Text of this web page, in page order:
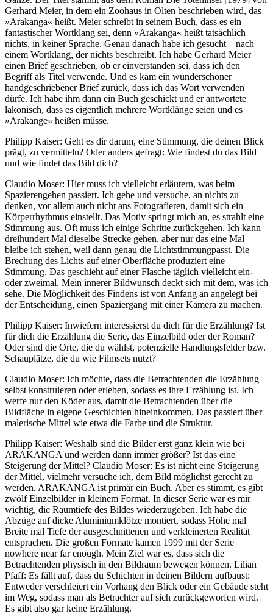
Gerhard Meier, in dem ein Zoohaus in Olten beschrieben wird, das
»Arakanga« heißt. Meier schreibt in seinem Buch, dass es ein
fantastischer Wortklang sei, denn »Arakanga« heißt tatsächlich
nichts, in keiner Sprache. Genau danach habe ich gesucht – nach
einem Wortklang, der nichts beschreibt. Ich habe Gerhard Meier
einen Brief geschrieben, ob er einverstanden sei, dass ich den
Begriff als Titel verwende. Und es kam ein wunderschöner
handgeschriebener Brief zurück, dass ich das Wort verwenden
dürfe. Ich habe ihm dann ein Buch geschickt und er antwortete
lakonisch, dass es eigentlich mehrere Wortklänge seien und es
»Arakange« heißen müsse.
Philipp Kaiser: Geht es dir darum, eine Stimmung, die deinen Blick
prägt, zu vermitteln? Oder anders gefragt: Wie findest du das Bild
und wie findet das Bild dich?
Claudio Moser: Hier muss ich vielleicht erläutern, was beim
Spazierengehen passiert. Ich gehe und versuche, an nichts zu
denken, vor allem auch nicht ans Fotografieren, damit sich ein
Körperrhythmus einstellt. Das Motiv springt mich an, es strahlt eine
Stimmung aus. Oft muss ich einige Schritte zurückgehen. Ich kann
dreihundert Mal dieselbe Strecke gehen, aber nur das eine Mal
bleibe ich stehen, weil dann genau die Lichtstimmungpasst. Die
Brechung des Lichts auf einer Oberfläche produziert eine
Stimmung. Das geschieht auf einer Flasche täglich vielleicht ein-
oder zweimal. Mein innerer Bildwunsch deckt sich mit dem, was ich
sehe. Die Möglichkeit des Findens ist von Anfang an angelegt bei
der Entscheidung, einen Spaziergang mit einer Kamera zu machen.
Philipp Kaiser: Inwiefern interessierst du dich für die Erzählung? Ist
für dich die Erzählung die Serie, das Einzelbild oder der Roman?
Oder sind die Orte, die du wählst, potenzielle Handlungsfelder bzw.
Schauplätze, die du wie Filmsets nutzt?
Claudio Moser: Ich möchte, dass die Betrachtenden die Erzählung
selbst konstruieren oder erleben, sodass es ihre Erzählung ist. Ich
werfe nur den Köder aus, damit die Betrachtenden über die
Bildfläche in eigene Geschichten hineinkommen. Das passiert über
malerische Mittel wie etwa die Farbe und die Struktur.
Philipp Kaiser: Weshalb sind die Bilder erst ganz klein wie bei
ARAKANGA und werden dann immer größer? Ist das eine
Steigerung der Mittel? Claudio Moser: Es ist nicht eine Steigerung
der Mittel, vielmehr versuche ich, dem Bild möglichst gerecht zu
werden. ARAKANGA ist primär ein Buch. Aber es stimmt, es gibt
zwölf Einzelbilder in kleinem Format. In dieser Serie war es mir
wichtig, die Raumtiefe des Bildes wiederzugeben. Ich habe die
Abzüge auf dicke Aluminiumklötze montiert, sodass Höhe mal
Breite mal Tiefe der ausgeschnittenen und verkleinerten Realität
entsprachen. Die großen Formate kamen 1999 mit der Serie
nowhere near far enough. Mein Ziel war es, dass sich die
Betrachtenden physisch in den Bildraum bewegen können. Lilian
Pfaff: Es fällt auf, dass du Schichten in deinen Bildern aufbaust:
Entweder verschleiert ein Vorhang den Blick oder ein Gebäude steht
im Weg, sodass man als Betrachter auf sich zurückgeworfen wird.
Es gibt also gar keine Erzählung.